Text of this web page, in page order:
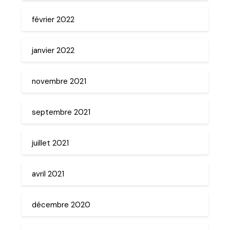
février 2022
janvier 2022
novembre 2021
septembre 2021
juillet 2021
avril 2021
décembre 2020